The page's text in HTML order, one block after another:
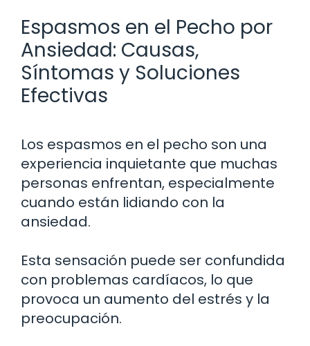
Espasmos en el Pecho por
Ansiedad: Causas,
Síntomas y Soluciones
Efectivas
Los espasmos en el pecho son una
experiencia inquietante que muchas
personas enfrentan, especialmente
cuando están lidiando con la
ansiedad.
Esta sensación puede ser confundida
con problemas cardíacos, lo que
provoca un aumento del estrés y la
preocupación.